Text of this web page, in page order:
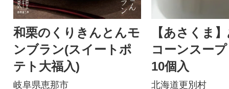
和栗のくりきんとんモ
ンブラン(スイートポ
テト大福入)
岐阜県恵那市
【あさくま
コーンスー
10個入
北海道更別村